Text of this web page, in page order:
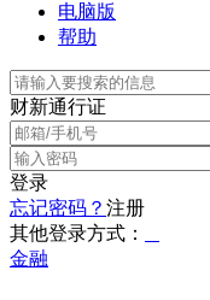
电脑版
帮助
财新通行证
登录
忘记密码？ 注册
其他登录方式：
金融